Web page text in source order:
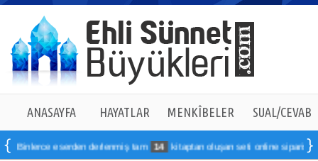
ANASAYFA HAYATLAR MENKÎBELER SUAL/CEVAB
eserden derlenmiş tam 14 kitaptan oluşan seti online sipariş verebilirsiniz